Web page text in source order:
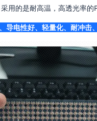
采用的是耐高温，高透光率
导电性好、轻量化、耐冲击